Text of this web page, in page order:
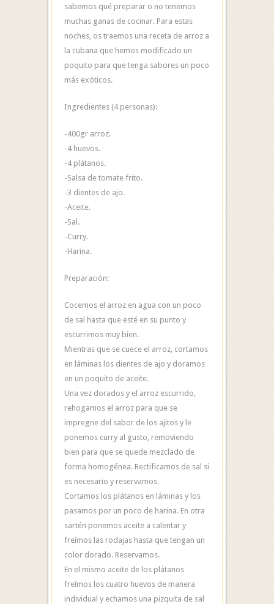
sabemos qué preparar o no tenemos
muchas ganas de cocinar. Para estas
noches, os traemos una receta de arroz a
la cubana que hemos modificado un
poquito para que tenga sabores un poco
más exóticos.
Ingredientes (4 personas):
-400gr arroz.
-4 huevos.
-4 plátanos.
-Salsa de tomate frito.
-3 dientes de ajo.
-Aceite.
-Sal.
-Curry.
-Harina.
Preparación:
Cocemos el arroz en agua con un poco
de sal hasta que esté en su punto y
escurrimos muy bien.
Mientras que se cuece el arroz, cortamos
en láminas los dientes de ajo y doramos
en un poquito de aceite.
Una vez dorados y el arroz escurrido,
rehogamos el arroz para que se
impregne del sabor de los ajitos y le
ponemos curry al gusto, removiendo
bien para que se quede mezclado de
forma homogénea. Rectificamos de sal si
es necesario y reservamos.
Cortamos los plátanos en láminas y los
pasamos por un poco de harina. En otra
sartén ponemos aceite a calentar y
freímos las rodajas hasta que tengan un
color dorado. Reservamos.
En el mismo aceite de los plátanos
freímos los cuatro huevos de manera
individual y echamos una pizquita de sal